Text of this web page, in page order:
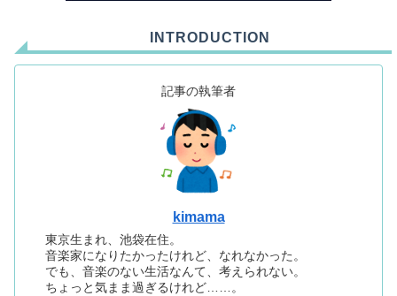
INTRODUCTION
記事の執筆者
kimama
東京生まれ、池袋在住。
音楽家になりたかったけれど、なれなかった。
でも、音楽のない生活なんて、考えられない。
ちょっと気まま過ぎるけれど……。